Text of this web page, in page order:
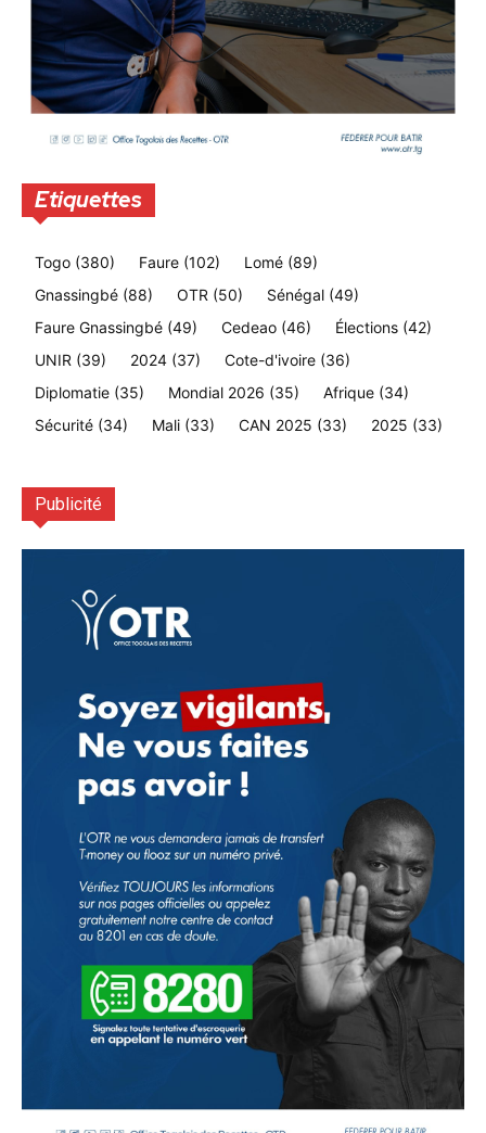
Etiquettes
Togo (380) Faure (102) Lomé (89)
Gnassingbé (88) OTR (50) Sénégal (49)
Faure Gnassingbé (49) Cedeao (46) Élections (42)
UNIR (39) 2024 (37) Cote-d'ivoire (36)
Diplomatie (35) Mondial 2026 (35) Afrique (34)
Sécurité (34) Mali (33) CAN 2025 (33) 2025 (33)
Publicité